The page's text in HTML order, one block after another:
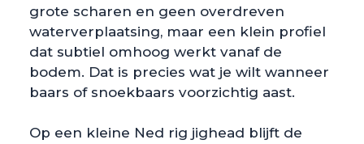
grote scharen en geen overdreven
waterverplaatsing, maar een klein profiel
dat subtiel omhoog werkt vanaf de
bodem. Dat is precies wat je wilt wanneer
baars of snoekbaars voorzichtig aast.
Op een kleine Ned rig jighead blijft de